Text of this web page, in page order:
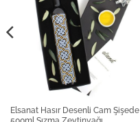
Elsanat Hasır Desenli Cam Şişede